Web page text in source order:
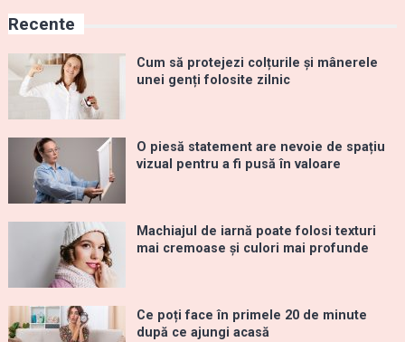
Recente
Cum să protejezi colțurile și mânerele
unei genți folosite zilnic
O piesă statement are nevoie de spațiu
vizual pentru a fi pusă în valoare
Machiajul de iarnă poate folosi texturi
mai cremoase și culori mai profunde
Ce poți face în primele 20 de minute
după ce ajungi acasă